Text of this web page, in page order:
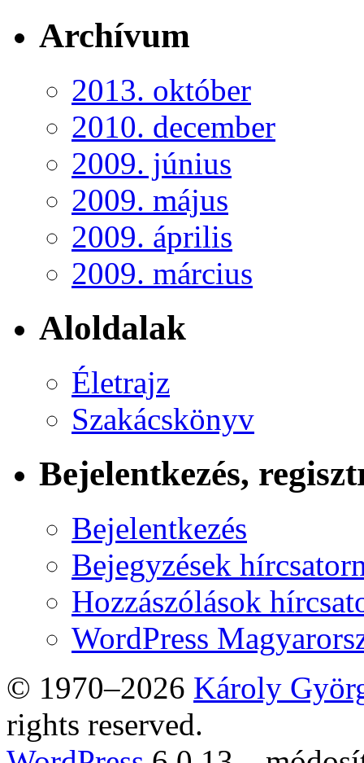
Archívum
2013. október
2010. december
2009. június
2009. május
2009. április
2009. március
Aloldalak
Életrajz
Szakácskönyv
Bejelentkezés,
Bejelentkezés
Bejegyzések
Hozzászólások
WordPress
© 1970–2026 Károly
rights reserved.